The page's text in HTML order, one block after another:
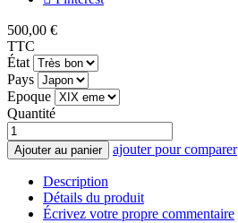
500,00 €
TTC
État
Pays
Epoque
Quantité
Ajouter au panier ajouter pour comparer
Description
Détails du produit
Écrivez votre propre commentaire